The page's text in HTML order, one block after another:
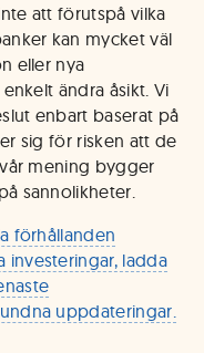
att förutspå vilka
kan mycket väl
eller nya
ändra åsikt. Vi
enbart baserat på
sig för risken att de
mening bygger
sannolikheter.
förhållanden
investeringar, ladda
uppdateringar.